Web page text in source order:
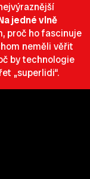
jedné vlně
proč ho fascinuje
neměli věřit
by technologie
„superlidi“.